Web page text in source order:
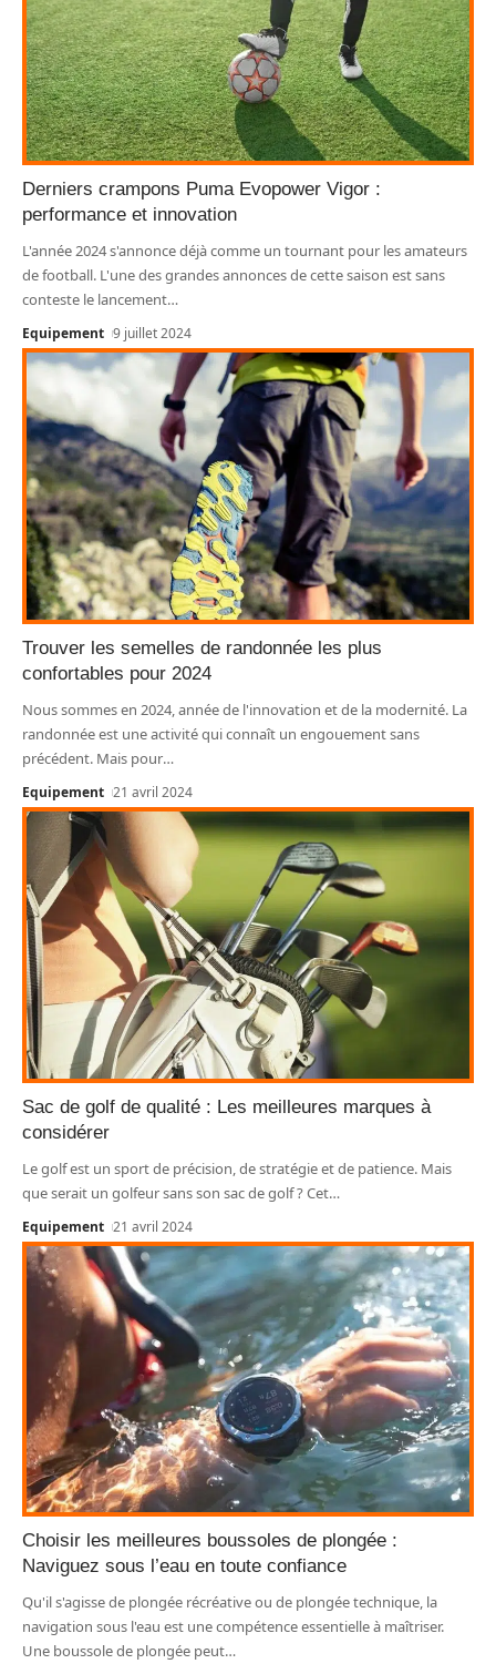
Derniers crampons Puma Evopower Vigor :
performance et innovation
L'année 2024 s'annonce déjà comme un tournant pour les amateurs
de football. L'une des grandes annonces de cette saison est sans
conteste le lancement…
Equipement 9 juillet 2024
Trouver les semelles de randonnée les plus
confortables pour 2024
Nous sommes en 2024, année de l'innovation et de la modernité. La
randonnée est une activité qui connaît un engouement sans
précédent. Mais pour…
Equipement 21 avril 2024
Sac de golf de qualité : Les meilleures marques à
considérer
Le golf est un sport de précision, de stratégie et de patience. Mais
que serait un golfeur sans son sac de golf ? Cet…
Equipement 21 avril 2024
Choisir les meilleures boussoles de plongée :
Naviguez sous l’eau en toute confiance
Qu'il s'agisse de plongée récréative ou de plongée technique, la
navigation sous l'eau est une compétence essentielle à maîtriser.
Une boussole de plongée peut…